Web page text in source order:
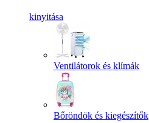
kinyitása
Ventilátorok és klímák
Bőröndök és kiegészítők